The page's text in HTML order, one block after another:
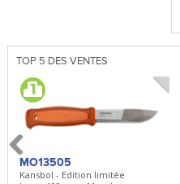
TOP 5 DES VENTES
MO13505
Kansbol - Edition limitée